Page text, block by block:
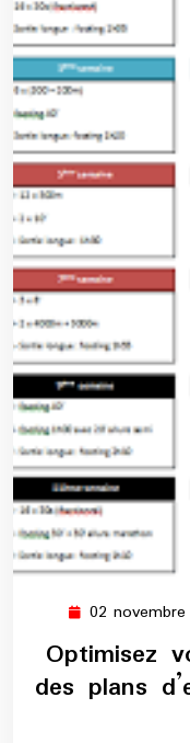
02
Optimisez
des plans